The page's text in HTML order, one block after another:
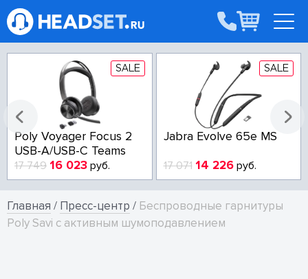
SALE
Poly Voyager Focus 2
USB-A/USB-C Teams
17 749 16 023 руб.
SALE
Jabra Evolve 65e MS
17 071 14 226руб.
Главная / Пресс-центр / Беспроводные гарнитуры
Poly Savi с активным шумоподавлением